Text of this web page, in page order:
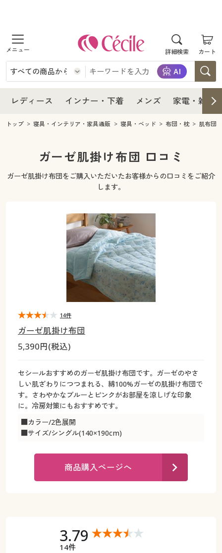
詳細検索 カート
商品を探す
レディース
レディースファッション
インナー・下着
インナー・下着通販すべて
メンズ下着
メンズ
メンズ通販すべて
メンズファッション
家電・雑貨
家電・雑貨すべて
キッチン・雑貨・日用品
寝具・インテリア・家具
カーテン・ラグ・ファブリック
美容・健康通販すべて
美容・健康・サプリメント
制服・スクール
制服・スクールすべて
ジュニア・ティーンズ下着
大きいサイズ通販すべて
大きいサイズ レディース服
大きいサイズ レディース下着
大きいサイズ メンズ
大きいサイズ 事務・制服
バーゲンセール
シークレットセール
詳細検索
商品カテゴリ一覧
カタログ・チラシからのご注文
デジタルカタログ
レディース インナー・下着 メンズ 家電・雑貨
レディース
レディース通販すべて
レディースファッション
インナー・下着
インナー・下着通販すべて
ジュニア・ティーンズ下着
メンズ
メンズ下着
家電
寝具・インテリア・家具通販すべて
カーテン・ラグ・ファブリック
美容・健康
美容・健康・サプリメント
制服・スクールすべて
ジュニア・ティーンズ下着
大きいサイズ通販すべて
大きいサイズ レディース服
大きいサイズ レディース下着
シークレットセール
商品カテゴリ一覧
カタログ
デジタルカタログ
カタログ無料プレゼント
会員メニュー
トップ 寝具・インテリア・家具通販 寝具・ベッド 布団・枕 肌布団
ガーゼ肌掛け布団 口コミ
ガーゼ肌掛け布団をご購入いただいたお客様からの口コミをご紹介
します。
ガーゼ肌掛け布団
5,390円(税込)
セシールおすすめのガーゼ肌掛け布団です。ガーゼのやさ
しい肌ざわりにつつまれる、綿100%ガーゼの肌掛け布団で
す。さわやかなブルーとピンクがお部屋を涼しげな印象
に。冷房対策にもおすすめです。
■カラー/2色展開
■サイズ/シングル(140×190cm)
14件
商品購入ページへ
3.79
14件